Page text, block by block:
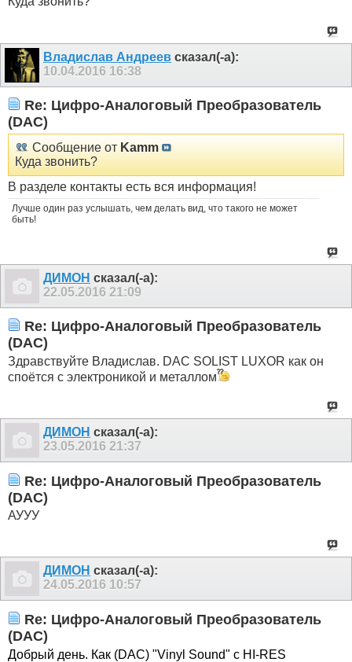
Владислав Андреев сказал(-а):
10.04.2016 16:38
Re: Цифро-Аналоговый Преобразователь
(DAC)
Сообщение от Kamm
Куда звонить?
В разделе контакты есть вся информация!
Лучше один раз услышать, чем делать вид, что такого не может
быть!
ДИМОН сказал(-а):
22.05.2016 21:09
Re: Цифро-Аналоговый Преобразователь
(DAC)
Здравствуйте Владислав. DAC SOLIST LUXOR как он
споётся с электроникой и металлом
ДИМОН сказал(-а):
23.05.2016 21:37
Re: Цифро-Аналоговый Преобразователь
(DAC)
АУУУ
ДИМОН сказал(-а):
24.05.2016 10:57
Re: Цифро-Аналоговый Преобразователь
(DAC)
Добрый день. Как (DAC) "Vinyl Sound" с HI-RES